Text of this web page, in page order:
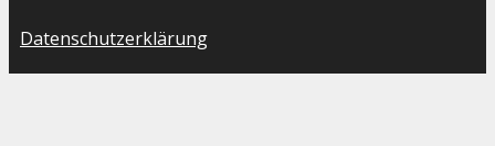
Datenschutzerklärung